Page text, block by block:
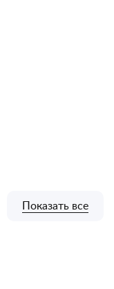
Показать все